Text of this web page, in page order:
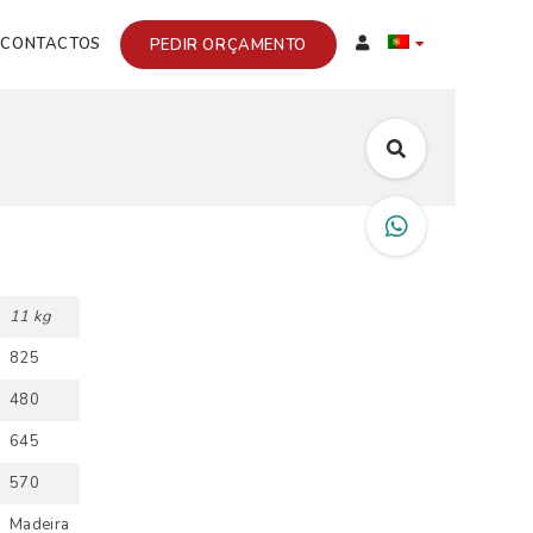
CONTACTOS PEDIR ORÇAMENTO
11 kg
825
480
645
570
Madeira